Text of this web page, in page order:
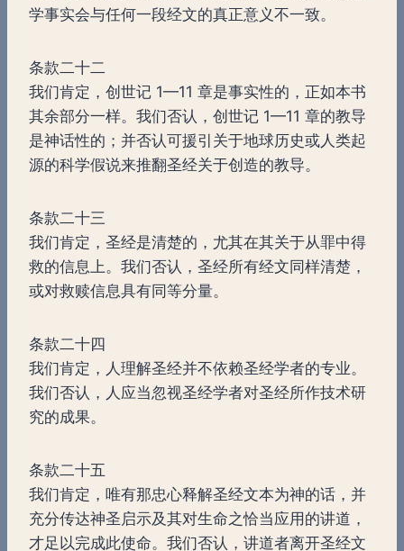
学事实会与任何一段经文的真正意义不一致。
条款二十二
我们肯定，创世记 1—11 章是事实性的，正如本书
其余部分一样。我们否认，创世记 1—11 章的教导
是神话性的；并否认可援引关于地球历史或人类起
源的科学假说来推翻圣经关于创造的教导。
条款二十三
我们肯定，圣经是清楚的，尤其在其关于从罪中得
救的信息上。我们否认，圣经所有经文同样清楚，
或对救赎信息具有同等分量。
条款二十四
我们肯定，人理解圣经并不依赖圣经学者的专业。
我们否认，人应当忽视圣经学者对圣经所作技术研
究的成果。
条款二十五
我们肯定，唯有那忠心释解圣经文本为神的话，并
充分传达神圣启示及其对生命之恰当应用的讲道，
才足以完成此使命。我们否认，讲道者离开圣经文